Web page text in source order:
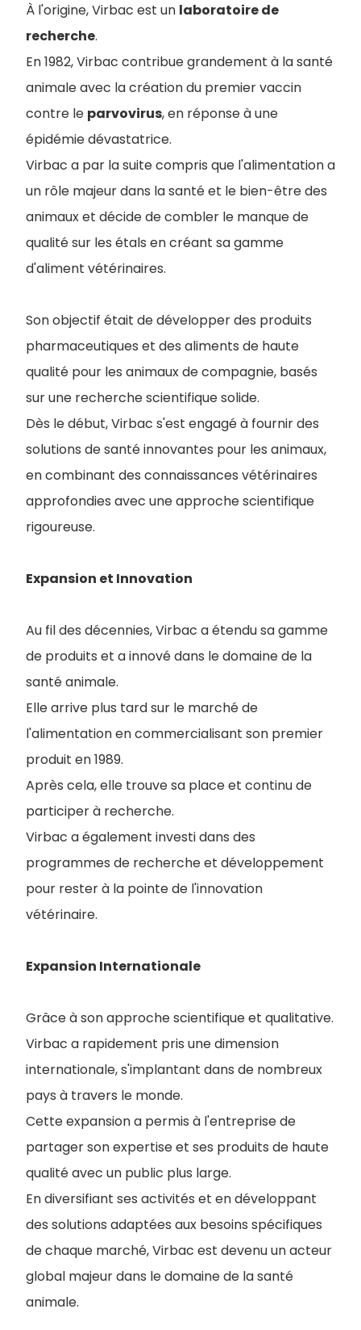
À l'origine, Virbac est un laboratoire de
recherche.
En 1982, Virbac contribue grandement à la santé
animale avec la création du premier vaccin
contre le parvovirus, en réponse à une
épidémie dévastatrice.
Virbac a par la suite compris que l'alimentation a
un rôle majeur dans la santé et le bien-être des
animaux et décide de combler le manque de
qualité sur les étals en créant sa gamme
d'aliment vétérinaires.
Son objectif était de développer des produits
pharmaceutiques et des aliments de haute
qualité pour les animaux de compagnie, basés
sur une recherche scientifique solide.
Dès le début, Virbac s'est engagé à fournir des
solutions de santé innovantes pour les animaux,
en combinant des connaissances vétérinaires
approfondies avec une approche scientifique
rigoureuse.
Expansion et Innovation
Au fil des décennies, Virbac a étendu sa gamme
de produits et a innové dans le domaine de la
santé animale.
Elle arrive plus tard sur le marché de
l'alimentation en commercialisant son premier
produit en 1989.
Après cela, elle trouve sa place et continu de
participer à recherche.
Virbac a également investi dans des
programmes de recherche et développement
pour rester à la pointe de l'innovation
vétérinaire.
Expansion Internationale
Grâce à son approche scientifique et qualitative.
Virbac a rapidement pris une dimension
internationale, s'implantant dans de nombreux
pays à travers le monde.
Cette expansion a permis à l'entreprise de
partager son expertise et ses produits de haute
qualité avec un public plus large.
En diversifiant ses activités et en développant
des solutions adaptées aux besoins spécifiques
de chaque marché, Virbac est devenu un acteur
global majeur dans le domaine de la santé
animale.